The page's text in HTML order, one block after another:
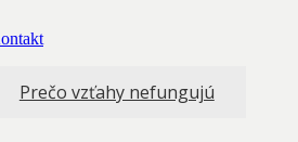
Prečo vzťahy nefungujú